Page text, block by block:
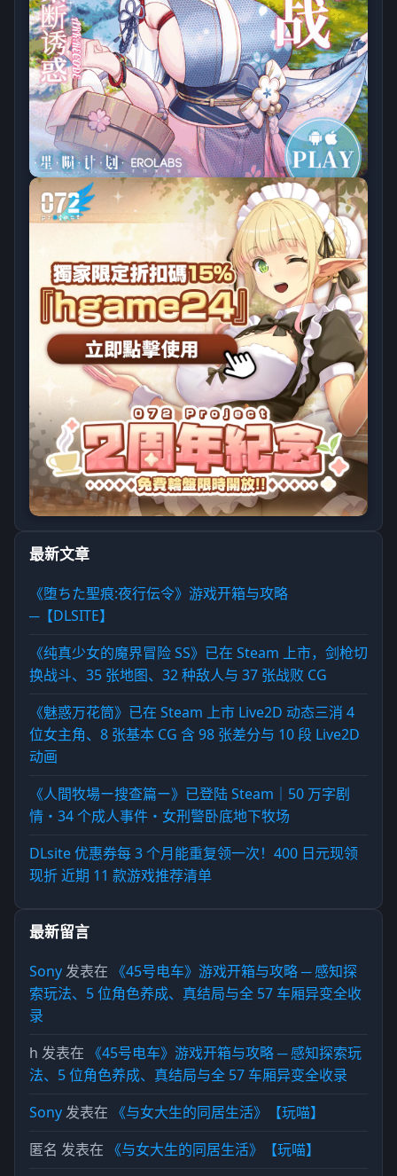
最新文章
《堕ちた聖痕:夜行伝令》游戏开箱与攻略
─【DLSITE】
《纯真少女的魔界冒险 SS》已在 Steam 上市，剑枪切
换战斗、35 张地图、32 种敌人与 37 张战败 CG
《魅惑万花筒》已在 Steam 上市 Live2D 动态三消 4
位女主角、8 张基本 CG 含 98 张差分与 10 段 Live2D
动画
《人間牧場ー搜查篇ー》已登陆 Steam｜50 万字剧
情・34 个成人事件・女刑警卧底地下牧场
DLsite 优惠券每 3 个月能重复领一次！400 日元现领
现折 近期 11 款游戏推荐清单
最新留言
Sony发表在 《45号电车》游戏开箱与攻略 ─ 感知探
索玩法、5 位角色养成、真结局与全 57 车厢异变全收
录
h 发表在 《45号电车》游戏开箱与攻略 ─ 感知探索玩
法、5 位角色养成、真结局与全 57 车厢异变全收录
Sony发表在 《与女大生的同居生活》【玩喵】
匿名 发表在 《与女大生的同居生活》【玩喵】